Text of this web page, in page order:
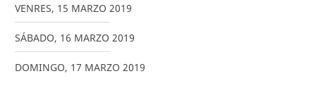
VENRES, 15 MARZO 2019
SÁBADO, 16 MARZO 2019
DOMINGO, 17 MARZO 2019